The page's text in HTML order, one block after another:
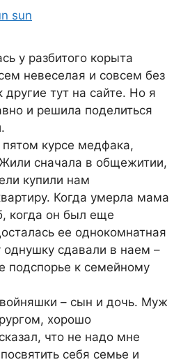
sun
у разбитого корыта
невеселая и совсем без
другие тут на сайте. Но я
и решила поделиться
курсе медфака,
сначала в общежитии,
купили нам
Когда умерла мама
когда он был еще
ее однокомнатная
однушку сдавали в наем –
подспорье к семейному
– сын и дочь. Муж
хорошо
что не надо мне
себя семье и